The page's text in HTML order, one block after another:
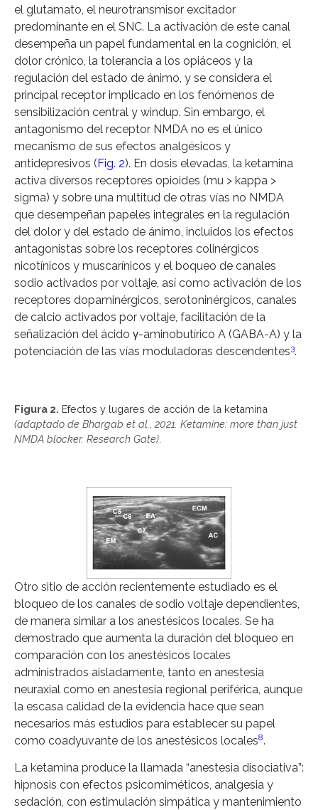
el glutamato, el neurotransmisor excitador
predominante en el SNC. La activación de este canal
desempeña un papel fundamental en la cognición, el
dolor crónico, la tolerancia a los opiáceos y la
regulación del estado de ánimo, y se considera el
principal receptor implicado en los fenómenos de
sensibilización central y windup. Sin embargo, el
antagonismo del receptor NMDA no es el único
mecanismo de sus efectos analgésicos y
antidepresivos (Fig. 2). En dosis elevadas, la ketamina
activa diversos receptores opioides (mu > kappa >
sigma) y sobre una multitud de otras vías no NMDA
que desempeñan papeles integrales en la regulación
del dolor y del estado de ánimo, incluidos los efectos
antagonistas sobre los receptores colinérgicos
nicotínicos y muscarínicos y el boqueo de canales
sodio activados por voltaje, así como activación de los
receptores dopaminérgicos, serotoninérgicos, canales
de calcio activados por voltaje, facilitación de la
señalización del ácido γ-aminobutírico A (GABA-A) y la
potenciación de las vías moduladoras descendentes3.
Figura 2. Efectos y lugares de acción de la ketamina
(adaptado de Bhargab et al., 2021. Ketamine: more than just
NMDA blocker. Research Gate)
Otro sitio de acción recientemente estudiado es el
bloqueo de los canales de sodio voltaje dependientes,
de manera similar a los anestésicos locales. Se ha
demostrado que aumenta la duración del bloqueo en
comparación con los anestésicos locales
administrados aisladamente, tanto en anestesia
neuraxial como en anestesia regional periférica, aunque
la escasa calidad de la evidencia hace que sean
necesarios más estudios para establecer su papel
como coadyuvante de los anestésicos locales8.
La ketamina produce la llamada “anestesia disociativa”:
hipnosis con efectos psicomiméticos, analgesia y
sedación, con estimulación simpática y mantenimiento